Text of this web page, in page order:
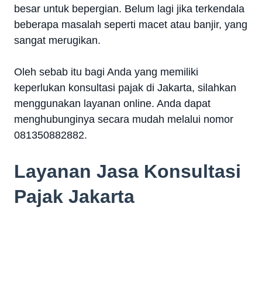
besar untuk bepergian. Belum lagi jika terkendala
beberapa masalah seperti macet atau banjir, yang
sangat merugikan.
Oleh sebab itu bagi Anda yang memiliki
keperlukan konsultasi pajak di Jakarta, silahkan
menggunakan layanan online. Anda dapat
menghubunginya secara mudah melalui nomor
081350882882.
Layanan Jasa Konsultasi
Pajak Jakarta